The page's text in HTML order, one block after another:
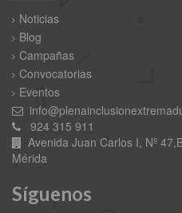
Noticias
Blog
Campañas
Convocatorias
Eventos
924 315 911
Avenida Juan Carlos I, Nº
Mérida
Síguenos